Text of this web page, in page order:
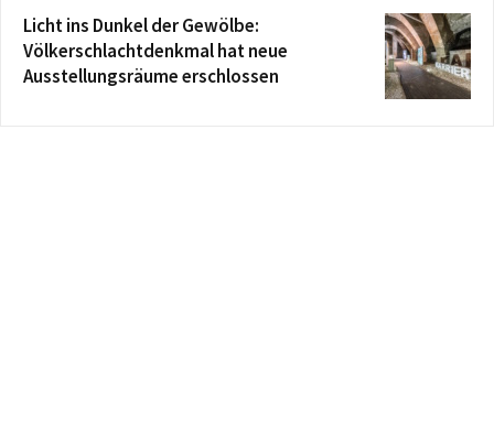
Licht ins Dunkel der Gewölbe:
Völkerschlachtdenkmal hat neue
Ausstellungsräume erschlossen